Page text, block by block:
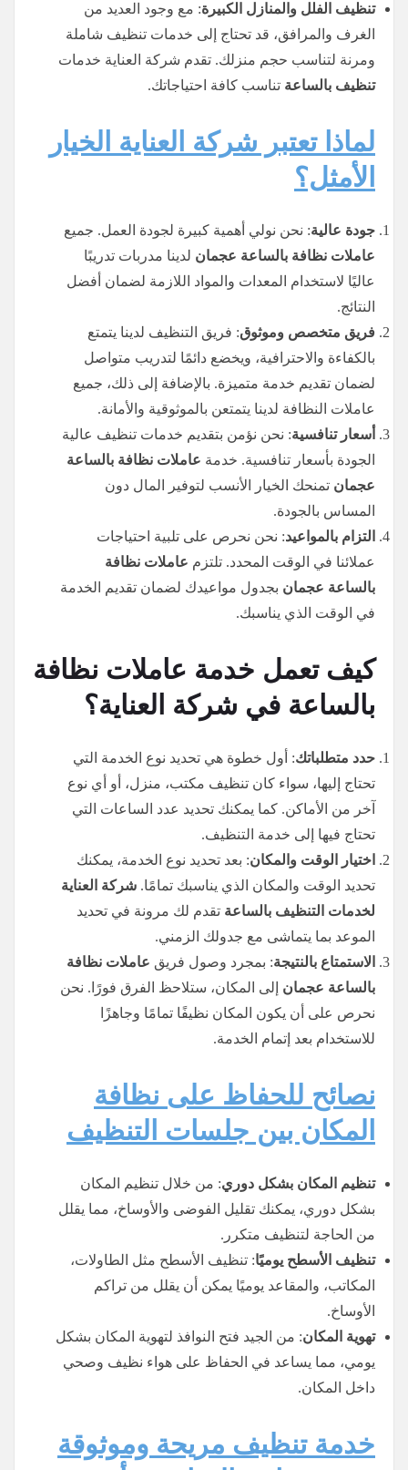
تنظيف الفلل والمنازل الكبيرة: مع وجود العديد من
الغرف والمرافق، قد تحتاج إلى خدمات تنظيف شاملة
ومرنة لتناسب حجم منزلك. تقدم شركة العناية خدمات
تنظيف بالساعة تناسب كافة احتياجاتك.
لماذا تعتبر شركة العناية الخيار
الأمثل؟
جودة عالية: نحن نولي أهمية كبيرة لجودة العمل. جميع
عاملات نظافة بالساعة عجمان لدينا مدربات تدريبًا
عاليًا لاستخدام المعدات والمواد اللازمة لضمان أفضل
النتائج.
فريق متخصص وموثوق: فريق التنظيف لدينا يتمتع
بالكفاءة والاحترافية، ويخضع دائمًا لتدريب متواصل
لضمان تقديم خدمة متميزة. بالإضافة إلى ذلك، جميع
عاملات النظافة لدينا يتمتعن بالموثوقية والأمانة.
أسعار تنافسية: نحن نؤمن بتقديم خدمات تنظيف عالية
الجودة بأسعار تنافسية. خدمة عاملات نظافة بالساعة
عجمان تمنحك الخيار الأنسب لتوفير المال دون
المساس بالجودة.
التزام بالمواعيد: نحن نحرص على تلبية احتياجات
عملائنا في الوقت المحدد. تلتزم عاملات نظافة
بالساعة عجمان بجدول مواعيدك لضمان تقديم الخدمة
في الوقت الذي يناسبك.
كيف تعمل خدمة عاملات نظافة
بالساعة في شركة العناية؟
حدد متطلباتك: أول خطوة هي تحديد نوع الخدمة التي
تحتاج إليها، سواء كان تنظيف مكتب، منزل، أو أي نوع
آخر من الأماكن. كما يمكنك تحديد عدد الساعات التي
تحتاج فيها إلى خدمة التنظيف.
اختيار الوقت والمكان: بعد تحديد نوع الخدمة، يمكنك
تحديد الوقت والمكان الذي يناسبك تمامًا. شركة العناية
لخدمات التنظيف بالساعة تقدم لك مرونة في تحديد
الموعد بما يتماشى مع جدولك الزمني.
الاستمتاع بالنتيجة: بمجرد وصول فريق عاملات نظافة
بالساعة عجمان إلى المكان، ستلاحظ الفرق فورًا. نحن
نحرص على أن يكون المكان نظيفًا تمامًا وجاهزًا
للاستخدام بعد إتمام الخدمة.
نصائح للحفاظ على نظافة
المكان بين جلسات التنظيف
تنظيم المكان بشكل دوري: من خلال تنظيم المكان
بشكل دوري، يمكنك تقليل الفوضى والأوساخ، مما يقلل
من الحاجة لتنظيف متكرر.
تنظيف الأسطح يوميًا: تنظيف الأسطح مثل الطاولات،
المكاتب، والمقاعد يوميًا يمكن أن يقلل من تراكم
الأوساخ.
تهوية المكان: من الجيد فتح النوافذ لتهوية المكان بشكل
يومي، مما يساعد في الحفاظ على هواء نظيف وصحي
داخل المكان.
خدمة تنظيف مريحة وموثوقة